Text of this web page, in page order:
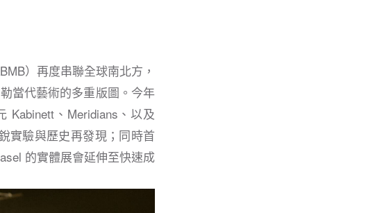
）再度串聯全球南北方，
當代藝術的多重版圖。今年
Kabinett、Meridians、以及
實驗與歷史再發現；同時首
的實體展會延伸至快速成